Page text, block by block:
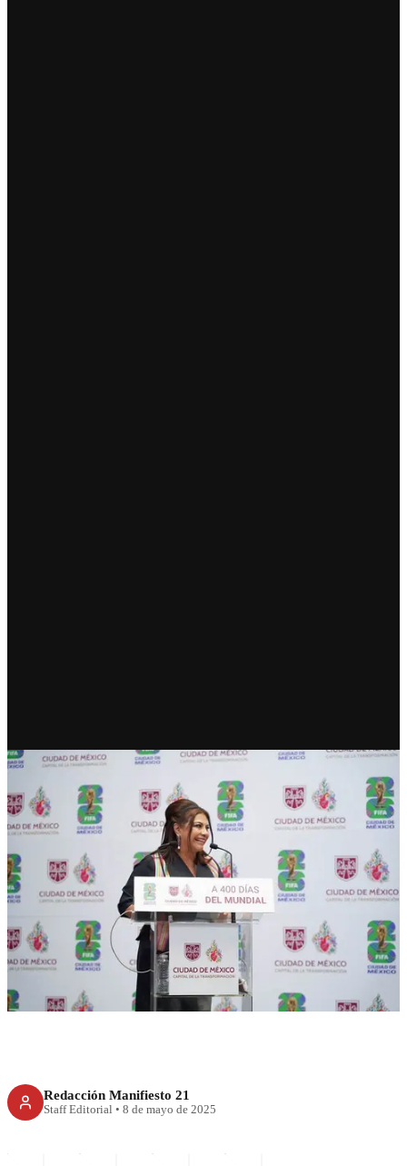
CDMX
Rumbo al Mundial 2026:
CDMX hará “obras para
siempre"
Redacción Manifiesto 21
Staff Editorial • 8 de mayo de 2025